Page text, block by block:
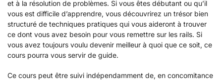
et à la résolution de problèmes. Si vous êtes débutant ou qu’il
vous est difficile d’apprendre, vous découvrirez un trésor bien
structuré de techniques pratiques qui vous aideront à trouver
ce dont vous avez besoin pour vous remettre sur les rails. Si
vous avez toujours voulu devenir meilleur à quoi que ce soit, ce
cours pourra vous servir de guide.
Ce cours peut être suivi indépendamment de, en concomitance